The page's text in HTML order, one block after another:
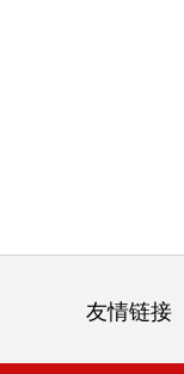
友情链接